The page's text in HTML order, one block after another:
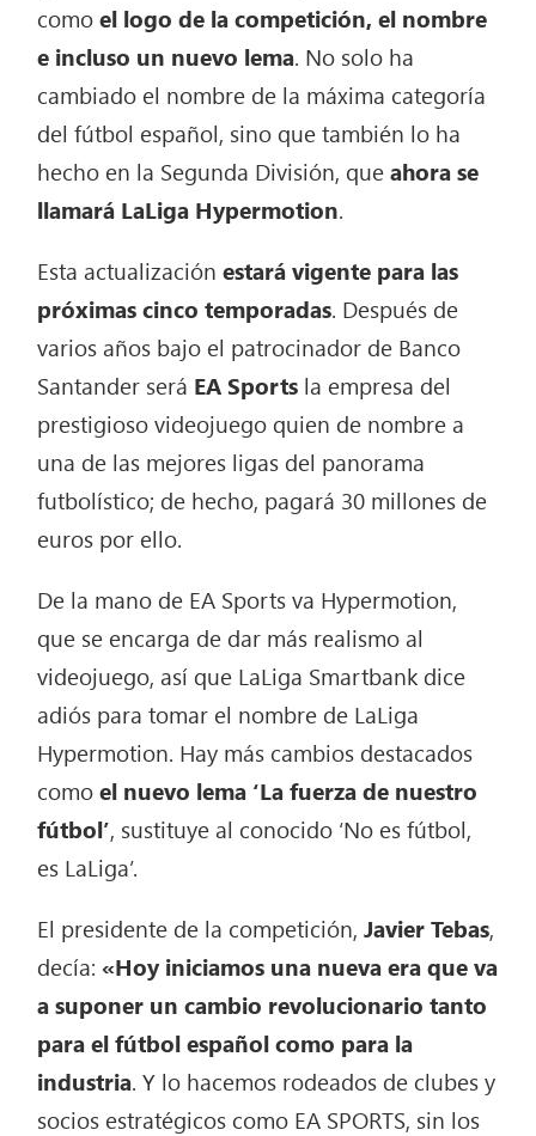
comoel logo de la competición, el nombre
e incluso un nuevo lema. No solo ha
cambiado el nombre de la máxima categoría
del fútbol español, sino que también lo ha
hecho en la Segunda División, queahora se
llamará LaLiga Hypermotion.
Esta actualizaciónestará vigente para las
próximas cinco temporadas. Después de
varios años bajo el patrocinador de Banco
Santander será EA Sports la empresa del
prestigioso videojuego quien de nombre a
una de las mejores ligas del panorama
futbolístico; de hecho, pagará 30 millones de
euros por ello.
De la mano de EA Sports va Hypermotion,
que se encarga de dar más realismo al
videojuego, así que LaLiga Smartbank dice
adiós para tomar el nombre de LaLiga
Hypermotion. Hay más cambios destacados
comoel nuevo lema ‘La fuerza de nuestro
fútbol’, sustituye al conocido ‘No es fútbol,
es LaLiga’.
El presidente de la competición,Javier Tebas,
decía:«Hoy iniciamos una nueva era que va
a suponer un cambio revolucionario tanto
para el fútbol español como para la
industria. Y lo hacemos rodeados de clubes y
socios estratégicos como EA SPORTS, sin los